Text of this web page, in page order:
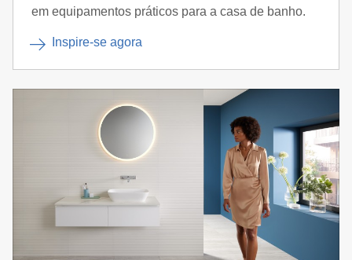
em equipamentos práticos para a casa de banho.
Inspire-se agora